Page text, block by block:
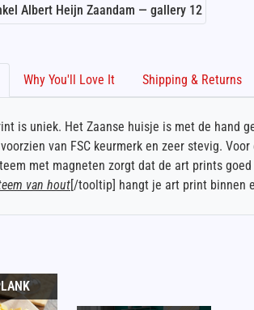
Why You'll Love It Shipping & Returns
is uniek. Het Zaanse huisje is met de hand
van FSC keurmerk en zeer stevig.
met magneten zorgt dat de art prints
van hout[/tooltip] hangt je art print binnen